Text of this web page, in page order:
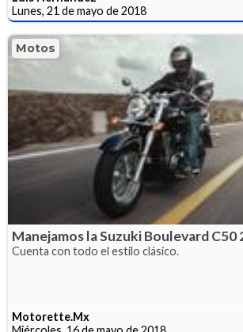
Lunes, 21 de mayo de 2018
Motos
Manejamos la Suzuki Boulevard C50
Cuenta con todo el estilo clásico.
Motorette.Mx